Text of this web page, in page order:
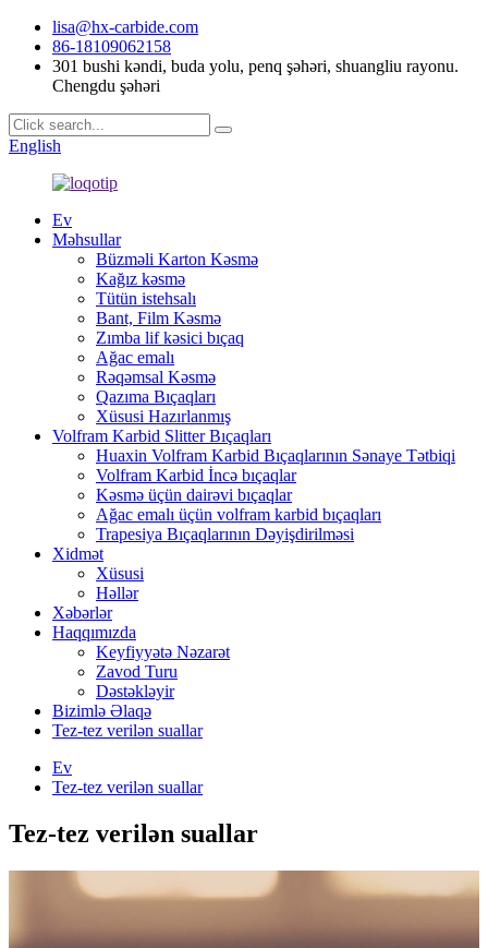
lisa@hx-carbide.com
86-18109062158
301 bushi kəndi, buda yolu, penq şəhəri, shuangliu rayonu.
Chengdu şəhəri
English
Ev
Məhsullar
Büzməli Karton Kəsmə
Kağız kəsmə
Tütün istehsalı
Bant, Film Kəsmə
Zımba lif kəsici bıçaq
Ağac emalı
Rəqəmsal Kəsmə
Qazıma Bıçaqları
Xüsusi Hazırlanmış
Volfram Karbid Slitter Bıçaqları
Huaxin Volfram Karbid Bıçaqlarının Sənaye Tətbiqi
Volfram Karbid İncə bıçaqlar
Kəsmə üçün dairəvi bıçaqlar
Ağac emalı üçün volfram karbid bıçaqları
Trapesiya Bıçaqlarının Dəyişdirilməsi
Xidmət
Xüsusi
Həllər
Xəbərlər
Haqqımızda
Keyfiyyətə Nəzarət
Zavod Turu
Dəstəkləyir
Bizimlə Əlaqə
Tez-tez verilən suallar
Ev
Tez-tez verilən suallar
Tez-tez verilən suallar